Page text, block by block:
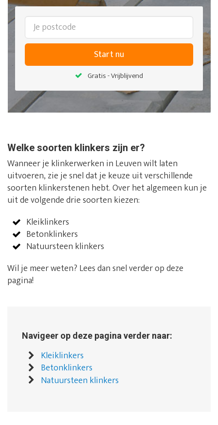
Start nu
Gratis - Vrijblijvend
Welke soorten klinkers zijn er?
Wanneer je klinkerwerken in Leuven wilt laten
uitvoeren, zie je snel dat je keuze uit verschillende
soorten klinkerstenen hebt. Over het algemeen kun je
uit de volgende drie soorten kiezen:
Kleiklinkers
Betonklinkers
Natuursteen klinkers
Wil je meer weten? Lees dan snel verder op deze
pagina!
Navigeer op deze pagina verder naar:
Kleiklinkers
Betonklinkers
Natuursteen klinkers